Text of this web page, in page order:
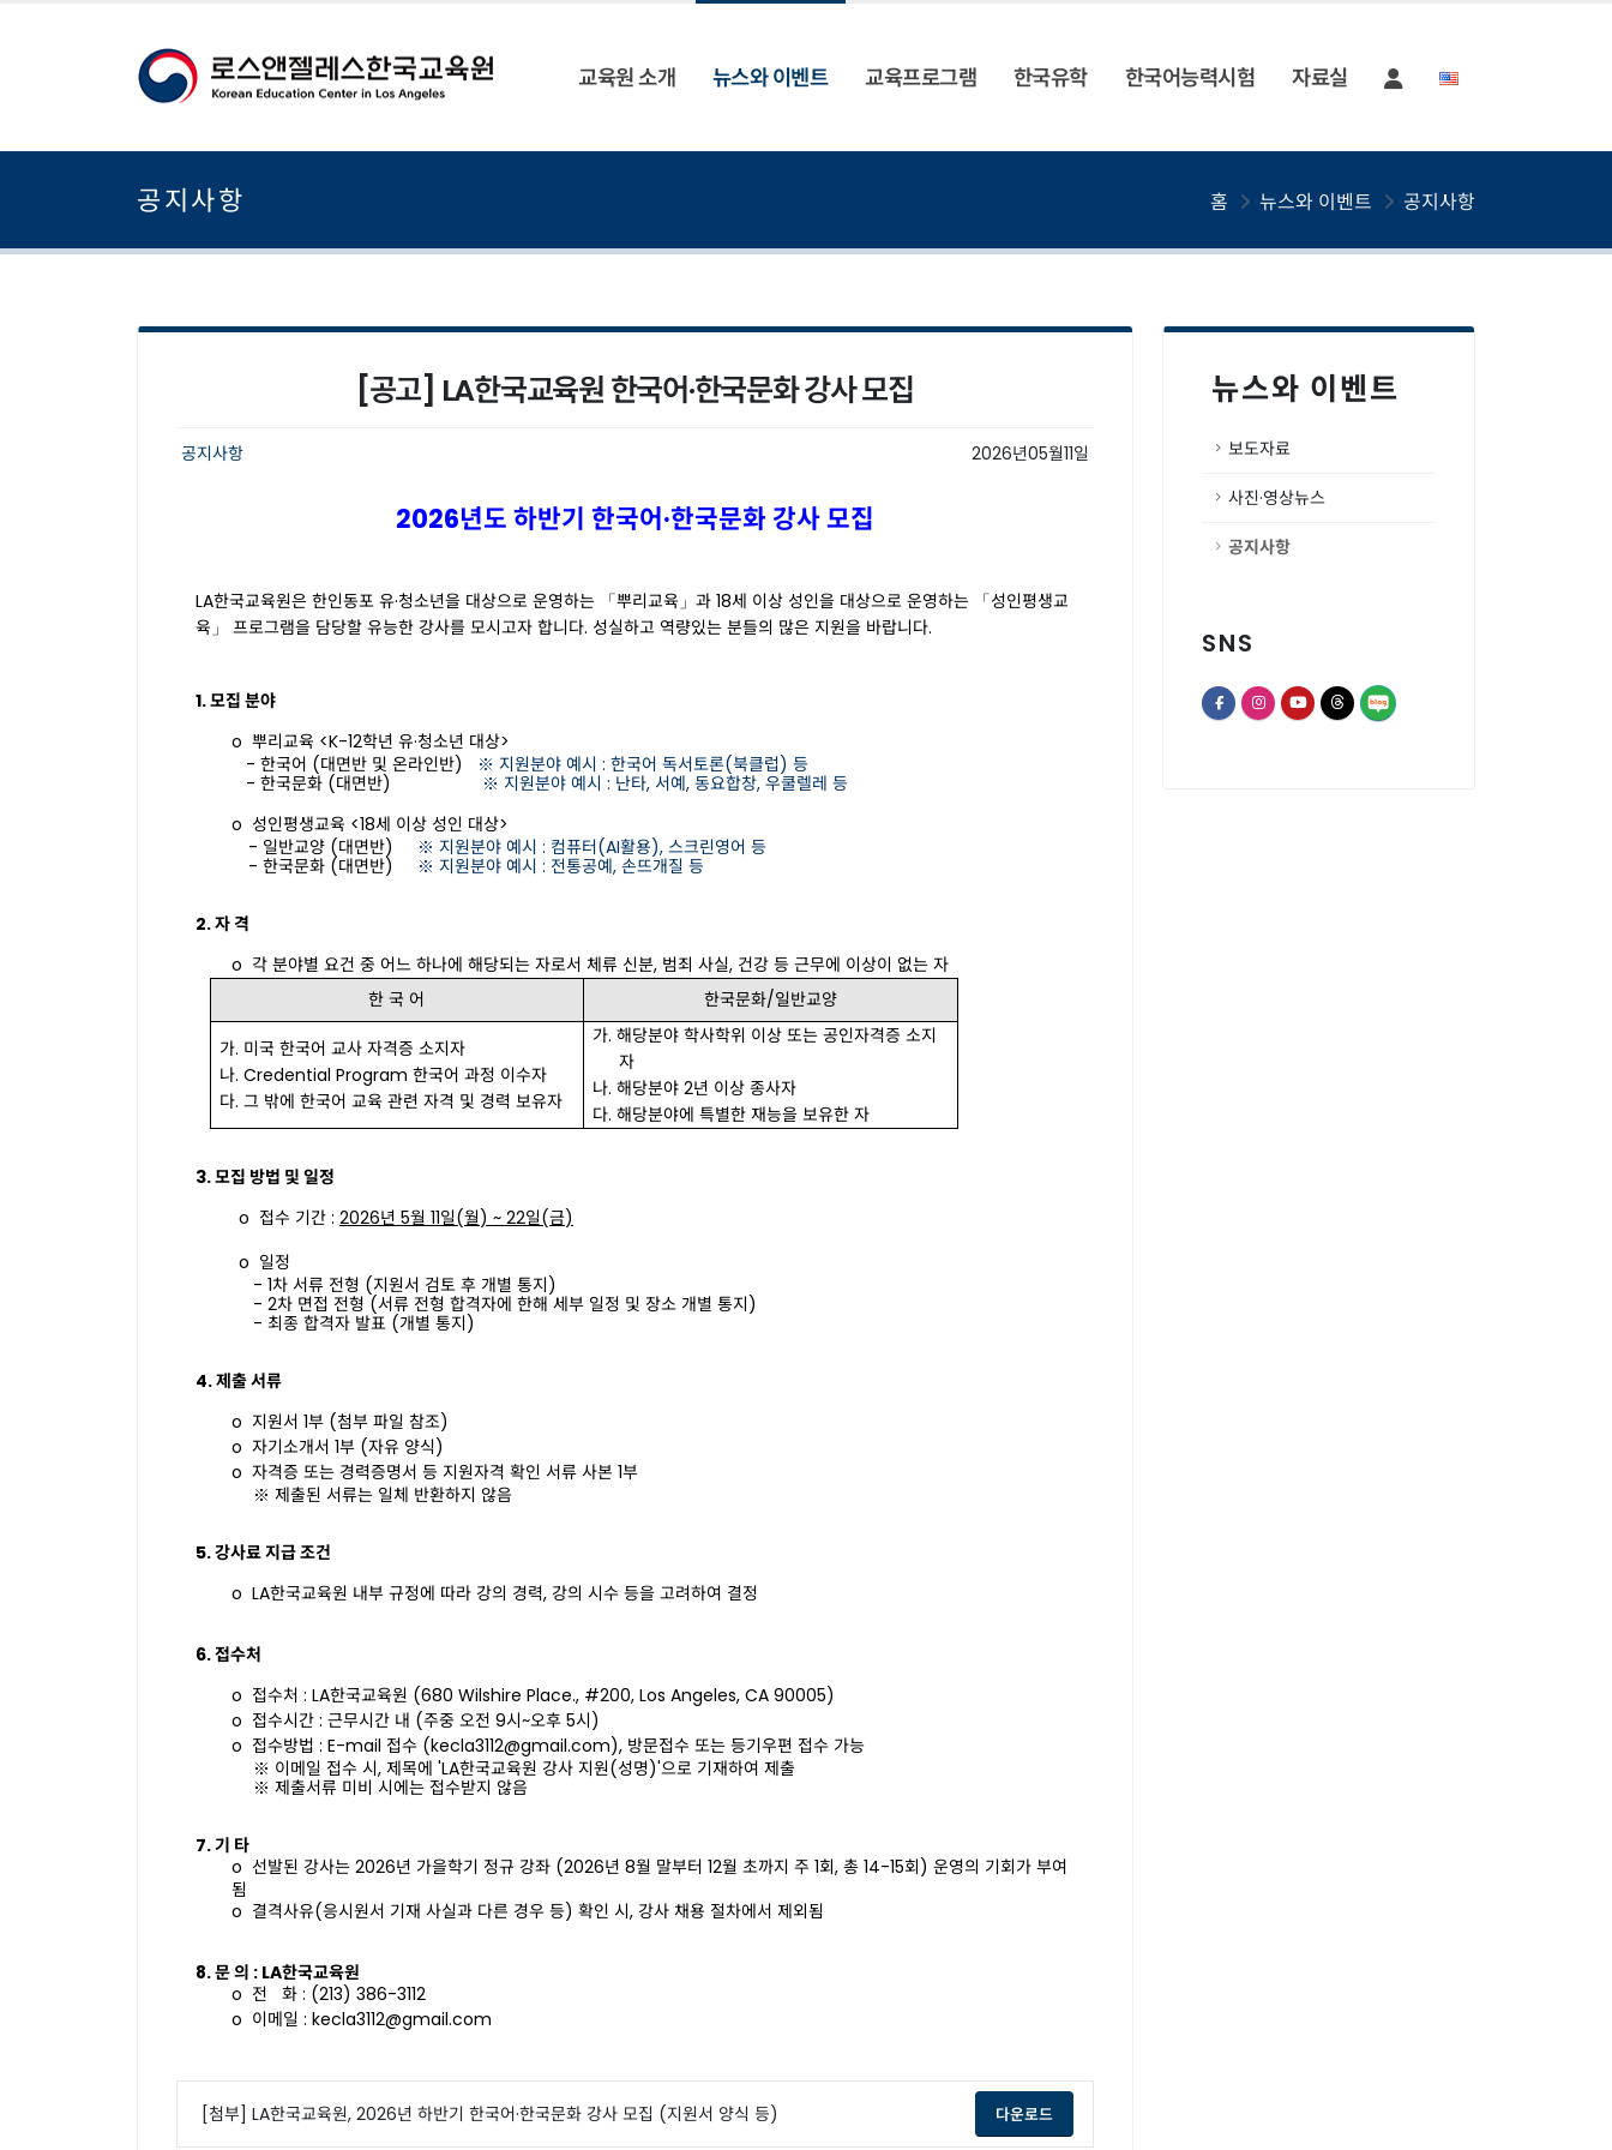
교육원 소개 뉴스와 이벤트 교육프로그램 한국유학 한국어능력시험 자료실
공지사항 홈 뉴스와 이벤트 공지사항
뉴스와 이벤트
보도자료
사진·영상뉴스
공지사항
SNS
opens a new window of Facebook page
opens a new window of Instagram
opens a new window of Youtube
opens a new window of Threads
opens a new window of
[공고] LA한국교육원 한국어·한국문화 강사 모집
공지사항 2026년05월11일
2026년도 하반기 한국어·한국문화 강사 모집
LA한국교육원은 한인동포 유·청소년을 대상으로 운영하는 「뿌리교육」 과 18세 이상 성인을 대상으로 운영하는 「성인평생교
육」 프로그램을 담당할 유능한 강사를 모시고자 합니다. 성실하고 역량있는 분들의 많은 지원을 바랍니다.
1.모집 분야
o 뿌리교육 <K-12학년 유·청소년 대상>
- 한국어 (대면반 및 온라인반) ※ 지원분야 예시 : 한국어 독서토론(북클럽) 등
- 한국문화 (대면반) ※ 지원분야 예시 : 난타, 서예, 동요합창, 우쿨렐레 등
o 성인평생교육 <18세 이상 성인 대상>
- 일반교양 (대면반) ※ 지원분야 예시 : 컴퓨터(AI활용), 스크린영어 등
- 한국문화 (대면반) ※ 지원분야 예시 : 전통공예, 손뜨개질 등
2.자격
o 각 분야별 요건 중 어느 하나에 해당되는 자로서 체류 신분, 범죄 사실, 건강 등 근무에 이상이 없는 자
한 국 어
한국문화/일반교양
가. 미국 한국어 교사 자격증 소지자
나. Credential Program 한국어 과정 이수자
다. 그 밖에 한국어 교육 관련 자격 및 경력 보유자
가. 해당분야 학사학위 이상 또는 공인자격증 소지
자
나. 해당분야 2년 이상 종사자
다. 해당분야에 특별한 재능을 보유한 자
3.모집 방법 및 일정
o 접수 기간 : 2026년 5월 11일(월) ~ 22일(금)
o 일정
- 1차 서류 전형 (지원서 검토 후 개별 통지)
- 2차 면접 전형 (서류 전형 합격자에 한해 세부 일정 및 장소 개별 통지)
- 최종 합격자 발표 (개별 통지)
4.제출 서류
o 지원서 1부 (첨부 파일 참조)
o 자기소개서 1부 (자유 양식)
o 자격증 또는 경력증명서 등 지원자격 확인 서류 사본 1부
※ 제출된 서류는 일체 반환하지 않음
5.강사료 지급 조건
o LA한국교육원 내부 규정에 따라 강의 경력, 강의 시수 등을 고려하여 결정
6.접수처
o 접수처 : LA한국교육원 (680 Wilshire Place., #200, Los Angeles, CA 90005)
o 접수시간 : 근무시간 내 (주중 오전 9시~오후 5시)
o 접수방법 : E-mail 접수 (kecla3112@gmail.com), 방문접수 또는 등기우편 접수 가능
※ 이메일 접수 시, 제목에 'LA한국교육원 강사 지원(성명)'으로 기재하여 제출
※ 제출서류 미비 시에는 접수받지 않음
7.기 타
o 선발된 강사는 2026년 가을학기 정규 강좌 (2026년 8월 말부터 12월 초까지 주 1회, 총 14-15회) 운영의 기회가 부여
됨
o 결격사유(응시원서 기재 사실과 다른 경우 등) 확인 시, 강사 채용 절차에서 제외됨
8.문 의 : LA한국교육원
o 전 화 : (213) 386-3112
o 이메일 : kecla3112@gmail.com
[첨부] LA한국교육원, 2026년 하반기 한국어·한국문화 강사 모집 (지원서 양식 등) 다운로드opens a new window of attached file